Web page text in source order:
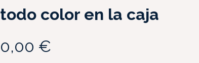
todo color en la caja
0,00 €